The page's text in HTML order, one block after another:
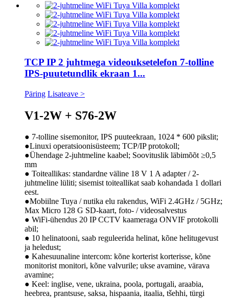
TCP IP 2 juhtmega videouksetelefon 7-tolline
IPS-puutetundlik ekraan 1...
Päring Lisateave >
V1-2W + S76-2W
● 7-tolline sisemonitor, IPS puuteekraan, 1024 * 600 pikslit;
●Linuxi operatsioonisüsteem; TCP/IP protokoll;
●Ühendage 2-juhtmeline kaabel; Soovituslik läbimõõt ≥0,5
mm
● Toiteallikas: standardne väline 18 V 1 A adapter / 2-
juhtmeline lüliti; sisemist toiteallikat saab kohandada 1 dollari
eest.
●Mobiilne Tuya / nutika elu rakendus, WiFi 2.4GHz / 5GHz;
Max Micro 128 G SD-kaart, foto- / videosalvestus
● WiFi-ühendus 20 IP CCTV kaameraga ONVIF protokolli
abil;
● 10 helinatooni, saab reguleerida helinat, kõne helitugevust
ja heledust;
● Kahesuunaline intercom: kõne korterist korterisse, kõne
monitorist monitori, kõne valvurile; ukse avamine, värava
avamine;
● Keel: inglise, vene, ukraina, poola, portugali, araabia,
heebrea, prantsuse, saksa, hispaania, itaalia, tšehhi, türgi